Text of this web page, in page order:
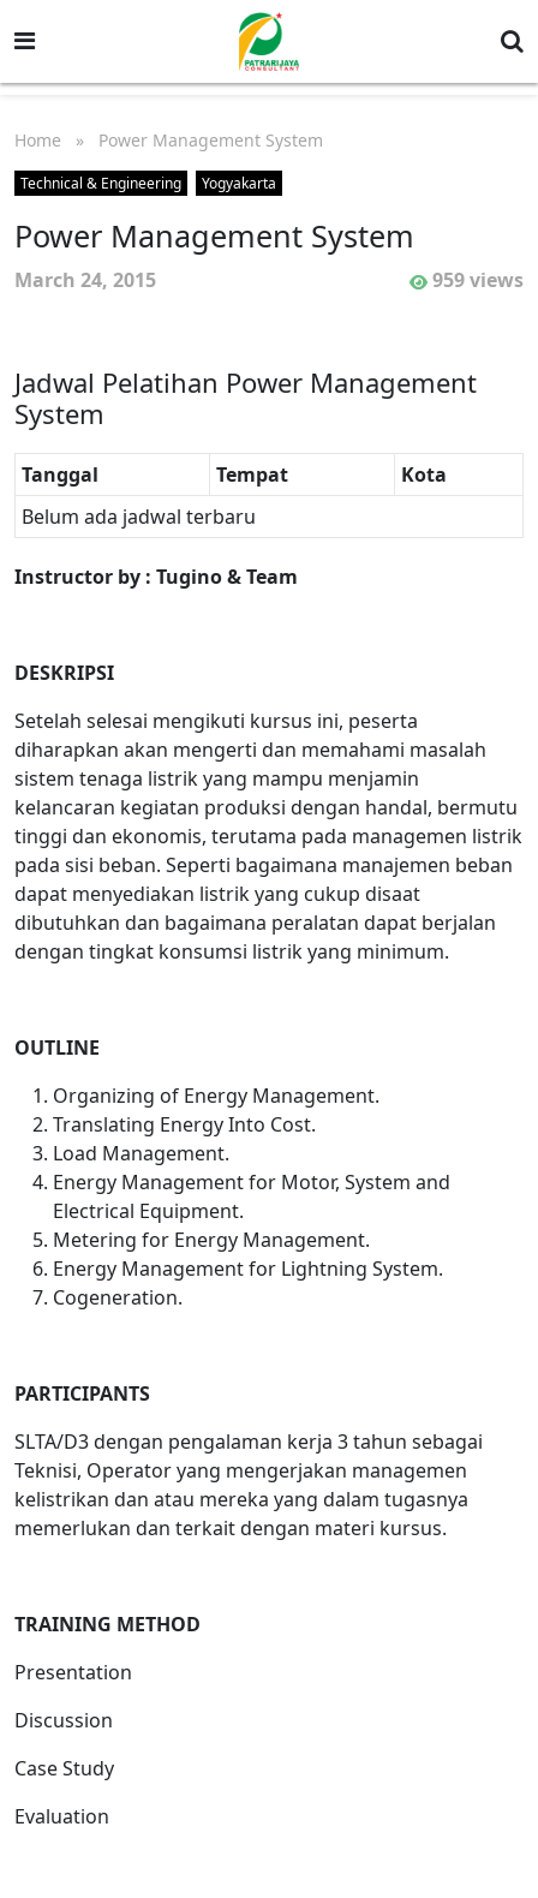
Home » Power Management System
Technical & Engineering Yogyakarta
Power Management System
March 24, 2015 959 views
Jadwal Pelatihan Power Management
System
Tanggal Tempat
Kota
Belum ada jadwal terbaru
Instructor by : Tugino & Team
DESKRIPSI
Setelah selesai mengikuti kursus ini, peserta
diharapkan akan mengerti dan memahami masalah
sistem tenaga listrik yang mampu menjamin
kelancaran kegiatan produksi dengan handal, bermutu
tinggi dan ekonomis, terutama pada managemen listrik
pada sisi beban. Seperti bagaimana manajemen beban
dapat menyediakan listrik yang cukup disaat
dibutuhkan dan bagaimana peralatan dapat berjalan
dengan tingkat konsumsi listrik yang minimum.
OUTLINE
Organizing of Energy Management.
Translating Energy Into Cost.
Load Management.
Energy Management for Motor, System and
Electrical Equipment.
Metering for Energy Management.
Energy Management for Lightning System.
Cogeneration.
PARTICIPANTS
SLTA/D3 dengan pengalaman kerja 3 tahun sebagai
Teknisi, Operator yang mengerjakan managemen
kelistrikan dan atau mereka yang dalam tugasnya
memerlukan dan terkait dengan materi kursus.
TRAINING METHOD
Presentation
Discussion
Case Study
Evaluation